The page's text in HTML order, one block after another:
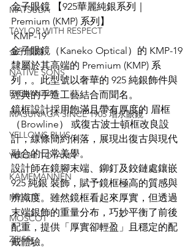
MATSUDA
TAYLOR WITH RESPECT
金子眼鏡
NATIVE SONS
EYEVAN7285
MASUNAGA SINCE 1905 增永眼鏡
YELLOWS PLUS
YUICHI TOYAMA
KAMEMANNEN
MYKITA
MOSCOT
ZEISS
金子眼鏡 【925華麗純銀系列｜
Premium (KMP) 系列】
'KMP-19'
金子眼鏡（Kaneko Optical）的 KMP-19
隸屬於其高端的 Premium (KMP) 系
列，。此型號以奢華的 925 純銀飾件與
經典的手造工藝結合而聞名。
鏡框設計採用飽滿且帶有厚度的 眉框
（Browline） 或復古波士頓框改良設
計，線條簡約俐落，展現出復古與現代
融合的日常美學。
設計師在鏡腳末端、鉚釘及鉸鏈處鑲嵌
925 純銀 裝飾，賦予鏡框極高的質感與
辨識度。雖然鏡框看起來厚實，但透過
末端銀飾的重量分布，巧妙平衡了前後
配重，提供「厚實卻輕盈」且穩定的配
戴體驗。